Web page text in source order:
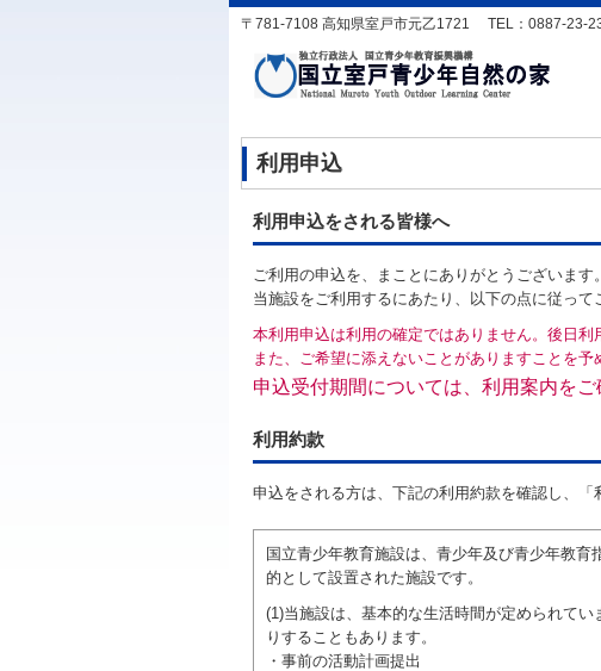
〒781-7108 高知県室戸市元乙1721 TEL：0887-23-
利用申込
利用申込をされる皆様へ
ご利用の申込を、まことにありがとうございます。
当施設をご利用するにあたり、以下の点に従っ
本利用申込は利用の確定ではありません。後日利
また、ご希望に添えないことがありますことを予
申込受付期間については、利用案内をご
利用約款
申込をされる方は、下記の利用約款を確認し、「
国立青少年教育施設は、青少年及び青少年教
的として設置された施設です。
(1)当施設は、基本的な生活時間が定められて
りすることもあります。
・事前の活動計画提出